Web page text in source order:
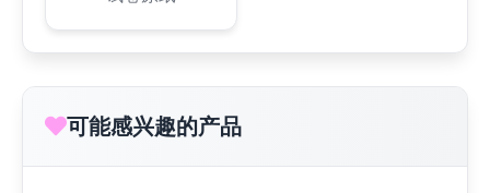
可能感兴趣的产品